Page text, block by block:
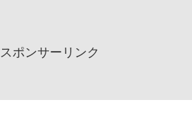
スポンサーリンク